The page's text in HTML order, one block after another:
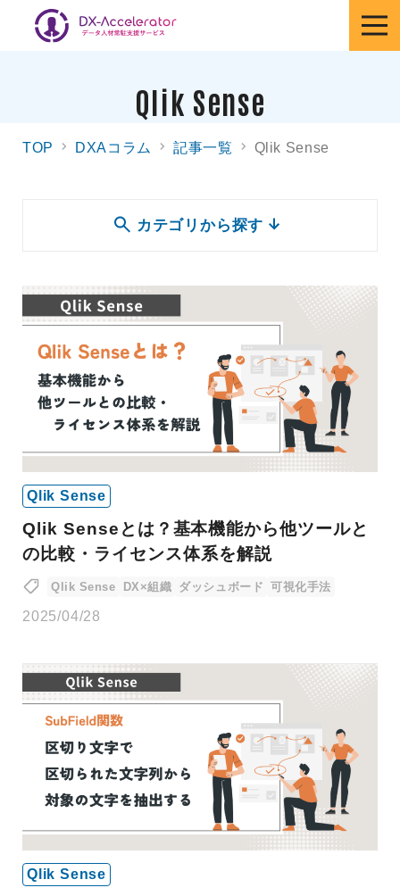
Qlik Sense
TOP DXAコラム 記事一覧 Qlik Sense
カテゴリから探す
Qlik Sense
Qlik Senseとは？基本機能から他ツールと
の比較・ライセンス体系を解説
Qlik Sense DX×組織 ダッシュボード 可視化手法
2025/04/28
Qlik Sense